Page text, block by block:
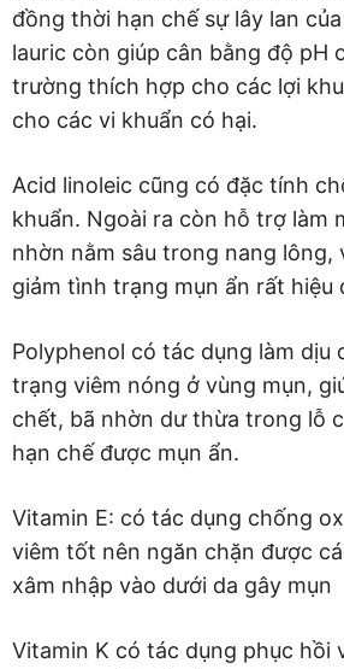
đồng thời hạn chế sự lây lan
lauric còn giúp cân bằng độ pH
trường thích hợp cho các lợi
cho các vi khuẩn có hại.
Acid linoleic cũng có đặc tính
khuẩn. Ngoài ra còn hỗ trợ làm
nhờn nằm sâu trong nang lông,
giảm tình trạng mụn ẩn rất hiệu
Polyphenol có tác dụng làm dịu
trạng viêm nóng ở vùng mụn,
chết, bã nhờn dư thừa trong lỗ
hạn chế được mụn ẩn.
Vitamin E: có tác dụng chống
viêm tốt nên ngăn chặn được
xâm nhập vào dưới da gây mụn
Vitamin K có tác dụng phục hồi